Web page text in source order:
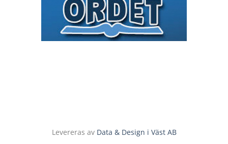
Levereras av Data & Design i Väst AB